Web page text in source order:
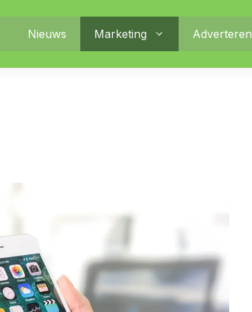
Nieuws Marketing Adverteren